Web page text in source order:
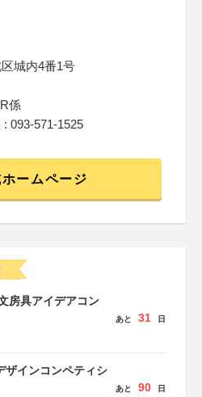
城内4番1号
係
093-571-1525
ームページ
房具アイデアコン
あと 31 日
ザインコンペティシ
あと 90 日